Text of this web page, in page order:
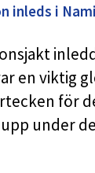
inleds i
en viktig
för
under